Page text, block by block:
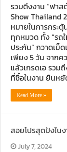
รวบตึงงาน “ฟาส
Show Thailand
หมายในการกระ
ทุกหมวด ทั้ง “รถ
ประกัน” กวาดเม็
เพียง 5 วัน จากค
แล้วเกรดเอ รวม
ที่ซื้อในงาน ยืนห
Read More »
สอยโปรสุดปังใน
July 7, 2024